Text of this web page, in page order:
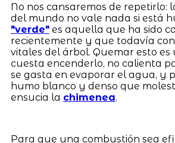
No nos cansaremos de repetirlo:
del mundo no vale nada si está
"verde"es aquella que ha sido
recientemente y que todavía
vitales del árbol. Quemar esto es
cuesta encenderlo, no calienta
se gasta en evaporar el agua, y
humo blanco y denso que
ensucia la chimenea.
Para que una combustión sea